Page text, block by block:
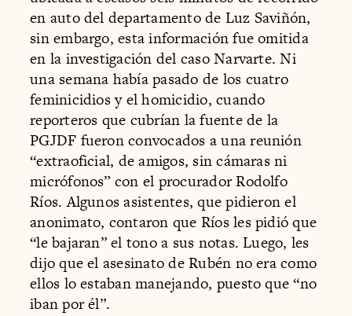
en auto del departamento de Luz Saviñón,
sin embargo, esta información fue omitida
en la investigación del caso Narvarte. Ni
una semana había pasado de los cuatro
feminicidios y el homicidio, cuando
reporteros que cubrían la fuente de la
PGJDF fueron convocados a una reunión
“extraoficial, de amigos, sin cámaras ni
micrófonos” con el procurador Rodolfo
Ríos. Algunos asistentes, que pidieron el
anonimato, contaron que Ríos les pidió que
“le bajaran” el tono a sus notas. Luego, les
dijo que el asesinato de Rubén no era como
ellos lo estaban manejando, puesto que “no
iban por él”.